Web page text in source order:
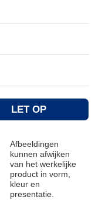
LET OP
Afbeeldingen
kunnen afwijken
van het werkelijke
product in vorm,
kleur en
presentatie.